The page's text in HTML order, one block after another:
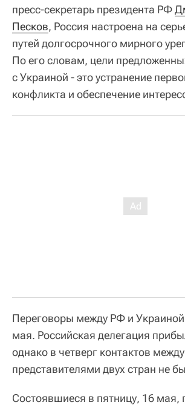
пресс-секретарь президента РФ
Песков, Россия настроена на
путей долгосрочного мирного
По его словам, цели
с Украиной - это устранение
конфликта и обеспечение
Переговоры между РФ и
мая. Российская делегация
однако в четверг контактов между
представителями двух стран не
Состоявшиеся в пятницу, 16 мая,